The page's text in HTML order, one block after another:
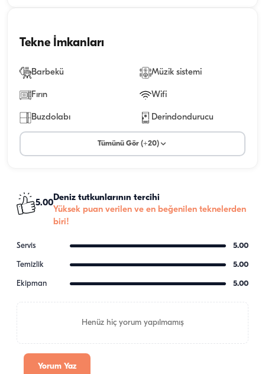
Tekne İmkanları
Barbekü Müzik sistemi
Fırın Wifi
Buzdolabı Derindondurucu
Tümünü Gör (+20)
5.00
Deniz tutkunlarının tercihi
Yüksek puan verilen ve en beğenilen teknelerden
biri!
Servis 5.00
Temizlik 5.00
Ekipman 5.00
Henüz hiç yorum yapılmamış
Yorum Yaz